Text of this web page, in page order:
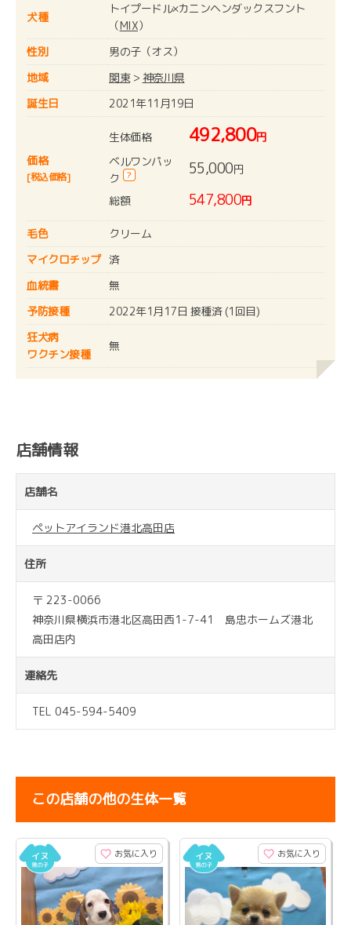
犬種
トイプードル×カニンヘンダックスフント
（MIX）
性別
男の子（オス）
地域
関東> 神奈川県
誕生日
2021年11月19日
価格
[税込価格]
生体価格 492,800円
ベルワンパッ
ク
? 55,000円
総額 547,800円
毛色
クリーム
マイクロチップ 済
血統書
無
予防接種
2022年1月17日 接種済 (1回目)
狂犬病
ワクチン接種
無
店舗情報
店舗名
ペットアイランド港北高田店
住所
〒 223-0066
神奈川県横浜市港北区高田西1-7-41 島忠ホームズ港北
高田店内
連絡先
TEL 045-594-5409
この店舗の他の生体一覧
お気に入り お気に入り